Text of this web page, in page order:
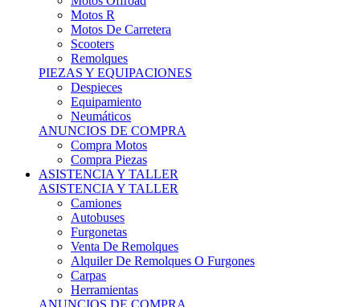
Motos R
Motos De Carretera
Scooters
Remolques
PIEZAS Y EQUIPACIONES
Despieces
Equipamiento
Neumáticos
ANUNCIOS DE COMPRA
Compra Motos
Compra Piezas
ASISTENCIA Y TALLER
ASISTENCIA Y TALLER
Camiones
Autobuses
Furgonetas
Venta De Remolques
Alquiler De Remolques O Furgones
Carpas
Herramientas
ANUNCIOS DE COMPRA